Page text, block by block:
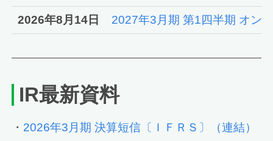
2026年8月14日 2027年3月期 第1四半期 オン
IR最新資料
・ 2026年3月期 決算短信〔ＩＦＲＳ〕（連結）